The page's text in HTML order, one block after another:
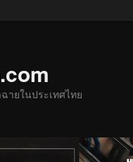
ายในประเทศไทย